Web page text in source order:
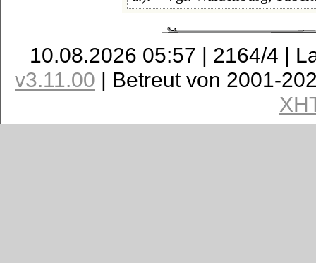
10.08.2026 05:57 | 2164/4 |
v3.11.00 | Betreut von 2001-